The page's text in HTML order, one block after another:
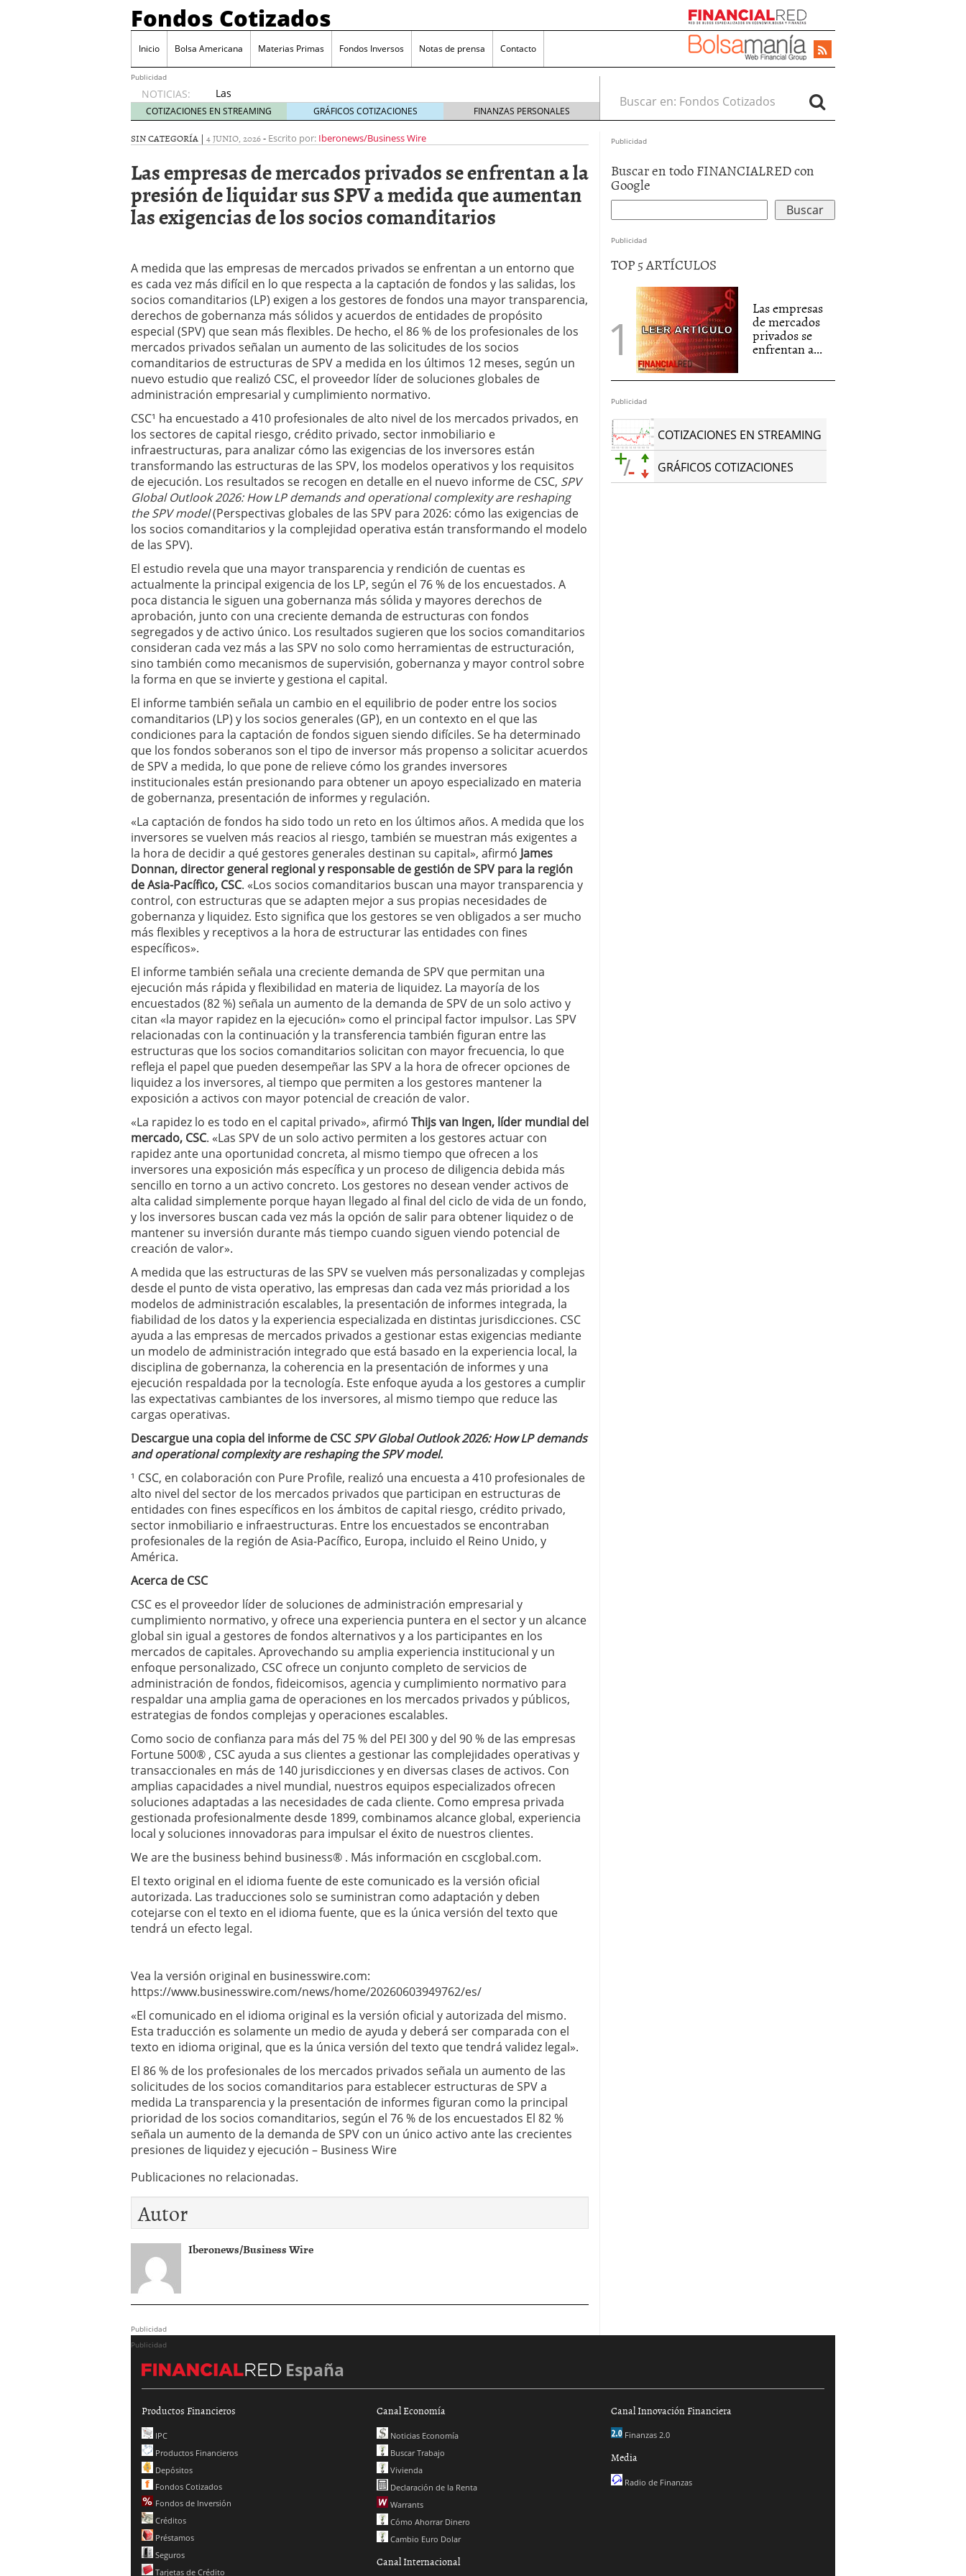
Fondos Cotizados
Inicio Bolsa Americana Materias Primas Fondos Inversos Notas de prensa Contacto
Publicidad
NOTICIAS:
Las
empresas
de
mercados
enfrentan
a la
presión
de
a
medida
que
aumentan
las
exigencias
de los
socios
comanditarios
junio 4,
COTIZACIONES EN STREAMING GRÁFICOS COTIZACIONES FINANZAS PERSONALES
Buscar en:
SIN CATEGORÍA | 4 JUNIO, 2026- Escrito por: Iberonews/Business Wire
Las empresas de mercados privados se enfrentan a la
presión de liquidar sus SPV a medida que aumentan
las exigencias de los socios comanditarios
A medida que las empresas de mercados privados se enfrentan a un entorno que
es cada vez más difícil en lo que respecta a la captación de fondos y las salidas, los
socios comanditarios (LP) exigen a los gestores de fondos una mayor transparencia,
derechos de gobernanza más sólidos y acuerdos de entidades de propósito
especial (SPV) que sean más flexibles. De hecho, el 86 % de los profesionales de los
mercados privados señalan un aumento de las solicitudes de los socios
comanditarios de estructuras de SPV a medida en los últimos 12 meses, según un
nuevo estudio que realizó CSC, el proveedor líder de soluciones globales de
administración empresarial y cumplimiento normativo.
CSC¹ ha encuestado a 410 profesionales de alto nivel de los mercados privados, en
los sectores de capital riesgo, crédito privado, sector inmobiliario e
infraestructuras, para analizar cómo las exigencias de los inversores están
transformando las estructuras de las SPV, los modelos operativos y los requisitos
de ejecución. Los resultados se recogen en detalle en el nuevo informe de CSC, SPV
Global Outlook 2026: How LP demands and operational complexity are reshaping
the SPV model(Perspectivas globales de las SPV para 2026: cómo las exigencias de
los socios comanditarios y la complejidad operativa están transformando el modelo
de las SPV).
El estudio revela que una mayor transparencia y rendición de cuentas es
actualmente la principal exigencia de los LP, según el 76 % de los encuestados. A
poca distancia le siguen una gobernanza más sólida y mayores derechos de
aprobación, junto con una creciente demanda de estructuras con fondos
segregados y de activo único. Los resultados sugieren que los socios comanditarios
consideran cada vez más a las SPV no solo como herramientas de estructuración,
sino también como mecanismos de supervisión, gobernanza y mayor control sobre
la forma en que se invierte y gestiona el capital.
El informe también señala un cambio en el equilibrio de poder entre los socios
comanditarios (LP) y los socios generales (GP), en un contexto en el que las
condiciones para la captación de fondos siguen siendo difíciles. Se ha determinado
que los fondos soberanos son el tipo de inversor más propenso a solicitar acuerdos
de SPV a medida, lo que pone de relieve cómo los grandes inversores
institucionales están presionando para obtener un apoyo especializado en materia
de gobernanza, presentación de informes y regulación.
«La captación de fondos ha sido todo un reto en los últimos años. A medida que los
inversores se vuelven más reacios al riesgo, también se muestran más exigentes a
la hora de decidir a qué gestores generales destinan su capital», afirmó James
Donnan, director general regional y responsable de gestión de SPV para la región
de Asia-Pacífico, CSC. «Los socios comanditarios buscan una mayor transparencia y
control, con estructuras que se adapten mejor a sus propias necesidades de
gobernanza y liquidez. Esto significa que los gestores se ven obligados a ser mucho
más flexibles y receptivos a la hora de estructurar las entidades con fines
específicos».
El informe también señala una creciente demanda de SPV que permitan una
ejecución más rápida y flexibilidad en materia de liquidez. La mayoría de los
encuestados (82 %) señala un aumento de la demanda de SPV de un solo activo y
citan «la mayor rapidez en la ejecución» como el principal factor impulsor. Las SPV
relacionadas con la continuación y la transferencia también figuran entre las
estructuras que los socios comanditarios solicitan con mayor frecuencia, lo que
refleja el papel que pueden desempeñar las SPV a la hora de ofrecer opciones de
liquidez a los inversores, al tiempo que permiten a los gestores mantener la
exposición a activos con mayor potencial de creación de valor.
«La rapidez lo es todo en el capital privado», afirmó Thijs van Ingen, líder mundial del
mercado, CSC. «Las SPV de un solo activo permiten a los gestores actuar con
rapidez ante una oportunidad concreta, al mismo tiempo que ofrecen a los
inversores una exposición más específica y un proceso de diligencia debida más
sencillo en torno a un activo concreto. Los gestores no desean vender activos de
alta calidad simplemente porque hayan llegado al final del ciclo de vida de un fondo,
y los inversores buscan cada vez más la opción de salir para obtener liquidez o de
mantener su inversión durante más tiempo cuando siguen viendo potencial de
creación de valor».
A medida que las estructuras de las SPV se vuelven más personalizadas y complejas
desde el punto de vista operativo, las empresas dan cada vez más prioridad a los
modelos de administración escalables, la presentación de informes integrada, la
fiabilidad de los datos y la experiencia especializada en distintas jurisdicciones. CSC
ayuda a las empresas de mercados privados a gestionar estas exigencias mediante
un modelo de administración integrado que está basado en la experiencia local, la
disciplina de gobernanza, la coherencia en la presentación de informes y una
ejecución respaldada por la tecnología. Este enfoque ayuda a los gestores a cumplir
las expectativas cambiantes de los inversores, al mismo tiempo que reduce las
cargas operativas.
Descargue una copia del informe de CSCSPV Global Outlook 2026: How LP demands
and operational complexity are reshaping the SPV model.
¹ CSC, en colaboración con Pure Profile, realizó una encuesta a 410 profesionales de
alto nivel del sector de los mercados privados que participan en estructuras de
entidades con fines específicos en los ámbitos de capital riesgo, crédito privado,
sector inmobiliario e infraestructuras. Entre los encuestados se encontraban
profesionales de la región de Asia-Pacífico, Europa, incluido el Reino Unido, y
América.
Acerca de CSC
CSC es el proveedor líder de soluciones de administración empresarial y
cumplimiento normativo, y ofrece una experiencia puntera en el sector y un alcance
global sin igual a gestores de fondos alternativos y a los participantes en los
mercados de capitales. Aprovechando su amplia experiencia institucional y un
enfoque personalizado, CSC ofrece un conjunto completo de servicios de
administración de fondos, fideicomisos, agencia y cumplimiento normativo para
respaldar una amplia gama de operaciones en los mercados privados y públicos,
estrategias de fondos complejas y operaciones escalables.
Como socio de confianza para más del 75 % del PEI 300 y del 90 % de las empresas
Fortune 500® , CSC ayuda a sus clientes a gestionar las complejidades operativas y
transaccionales en más de 140 jurisdicciones y en diversas clases de activos. Con
amplias capacidades a nivel mundial, nuestros equipos especializados ofrecen
soluciones adaptadas a las necesidades de cada cliente. Como empresa privada
gestionada profesionalmente desde 1899, combinamos alcance global, experiencia
local y soluciones innovadoras para impulsar el éxito de nuestros clientes.
We are the business behind business® . Más información en cscglobal.com.
El texto original en el idioma fuente de este comunicado es la versión oficial
autorizada. Las traducciones solo se suministran como adaptación y deben
cotejarse con el texto en el idioma fuente, que es la única versión del texto que
tendrá un efecto legal.
Vea la versión original en businesswire.com:
https://www.businesswire.com/news/home/20260603949762/es/
«El comunicado en el idioma original es la versión oficial y autorizada del mismo.
Esta traducción es solamente un medio de ayuda y deberá ser comparada con el
texto en idioma original, que es la única versión del texto que tendrá validez legal».
El 86 % de los profesionales de los mercados privados señala un aumento de las
solicitudes de los socios comanditarios para establecer estructuras de SPV a
medida La transparencia y la presentación de informes figuran como la principal
prioridad de los socios comanditarios, según el 76 % de los encuestados El 82 %
señala un aumento de la demanda de SPV con un único activo ante las crecientes
presiones de liquidez y ejecución – Business Wire
Publicaciones no relacionadas.
Autor
Iberonews/Business Wire
Publicidad
Publicidad
Buscar en todo FINANCIALRED con
Google
Publicidad
TOP 5 ARTÍCULOS
Las empresas
de mercados
privados se
enfrentan a...
Publicidad
COTIZACIONES EN STREAMING
GRÁFICOS COTIZACIONES
Publicidad
España
Productos Financieros
IPC
Productos Financieros
Depósitos
Fondos Cotizados
Fondos de Inversión
Créditos
Préstamos
Seguros
Tarjetas de Crédito
Canal Economía
Noticias Economía
Buscar Trabajo
Vivienda
Declaración de la Renta
Warrants
Cómo Ahorrar Dinero
Cambio Euro Dolar
Canal Internacional
Canal Innovación Financiera
Finanzas 2.0
Media
Radio de Finanzas